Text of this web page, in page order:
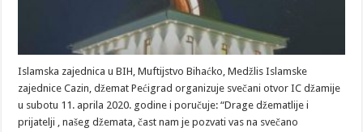
Islamska zajednica u BIH, Muftijstvo Bihaćko, Medžlis Islamske
zajednice Cazin, džemat Pećigrad organizuje svečani otvor IC džamije
u subotu 11. aprila 2020. godine i poručuje: “Drage džematlije i
prijatelji , našeg džemata, čast nam je pozvati vas na svečano